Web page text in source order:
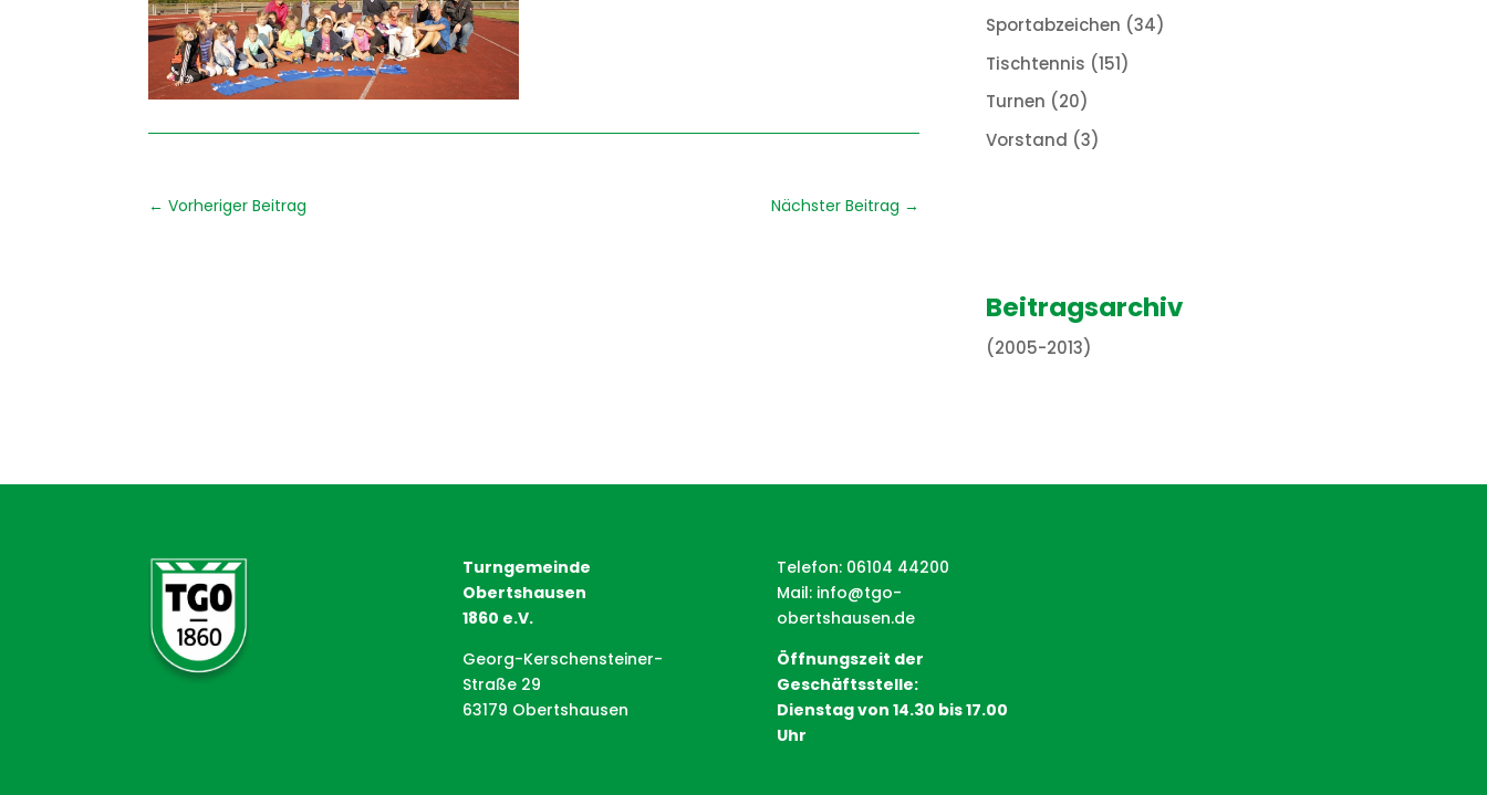
←Vorheriger Beitrag Nächster Beitrag →
Sportabzeichen (34)
Tischtennis (151)
Turnen (20)
Vorstand (3)
Beitragsarchiv
(2005-2013)
Turngemeinde
Obertshausen
1860 e.V.
Georg-Kerschensteiner-
Straße 29
63179 Obertshausen
Telefon: 06104 44200
Mail: info@tgo-
obertshausen.de
Öffnungszeit der
Geschäftsstelle:
Dienstag von 14.30 bis 17.00
Uhr